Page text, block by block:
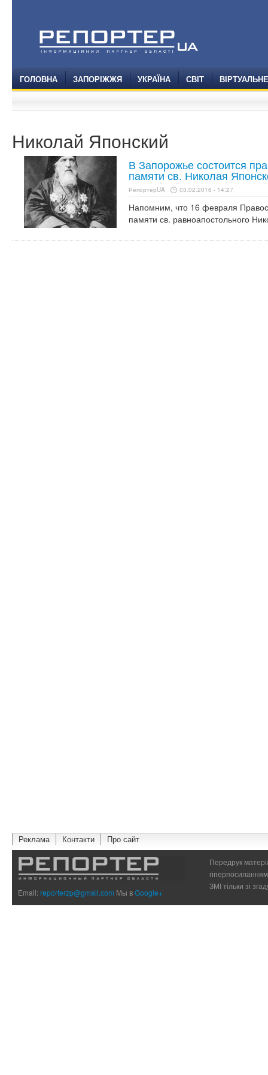
ГОЛОВНА ЗАПОРІЖЖЯ УКРАЇНА СВІТ
Николай Японский
В Запорожье состоится
памяти св. Николая
РепортерUA 03.02.2016 - 14:27
Напомним, что 16 февраля
памяти св. равноапостольного
Реклама Контакти Про сайт
Email:reporterzp@gmail.com Мы вGoogle+
Передрук
ЗМІ тільки зі